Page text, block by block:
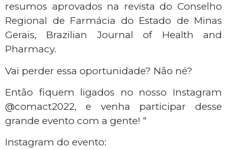
resumos aprovados na revista do Conselho
Regional de Farmácia do Estado de Minas
Gerais, Brazilian Journal of Health and
Pharmacy.
Vai perder essa oportunidade? Não né?
Então fiquem ligados no nosso Instagram
@comact2022, e venha participar desse
grande evento com a gente! “
Instagram do evento: